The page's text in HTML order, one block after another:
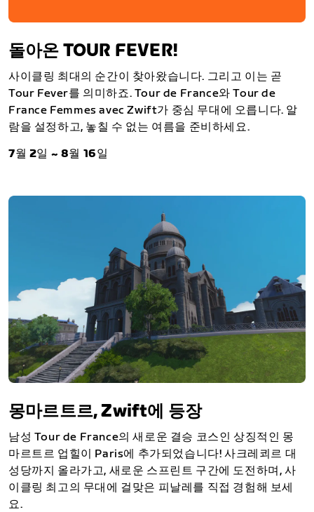
돌아온 TOUR FEVER!
사이클링 최대의 순간이 찾아왔습니다. 그리고 이는 곧
Tour Fever를 의미하죠. Tour de France와 Tour de
France Femmes avec Zwift가 중심 무대에 오릅니다. 알
람을 설정하고, 놓칠 수 없는 여름을 준비하세요.
7월 2일 ~ 8월 16일
몽마르트르, Zwift에 등장
남성 Tour de France의 새로운 결승 코스인 상징적인 몽
마르트르 업힐이 Paris에 추가되었습니다! 사크레쾨르 대
성당까지 올라가고, 새로운 스프린트 구간에 도전하며, 사
이클링 최고의 무대에 걸맞은 피날레를 직접 경험해 보세
요.